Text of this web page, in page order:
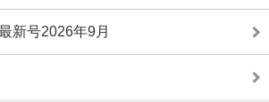
新号2026年9月